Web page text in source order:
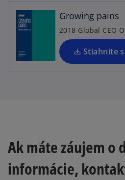
Growing pains
2018 Global CEO
Stiahnite
i
n
a
n
Ak máte záujem o
informácie,